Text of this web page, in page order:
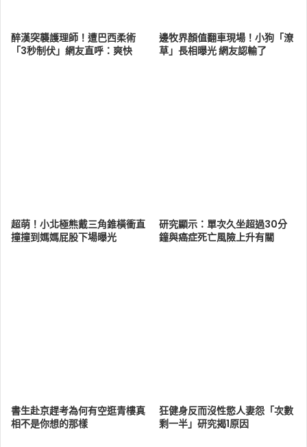
醉漢突襲護理師！遭巴西柔術
「3秒制伏」網友直呼：爽快
邊牧界顏值翻車現場！小狗「潦
草」長相曝光 網友認輸了
超萌！小北極熊戴三角錐橫衝直
撞撞到媽媽屁股下場曝光
研究顯示：單次久坐超過30分
鐘與癌症死亡風險上升有關
書生赴京趕考為何有空逛青樓真
相不是你想的那樣
狂健身反而沒性慾人妻怨「次數
剩一半」研究揭1原因